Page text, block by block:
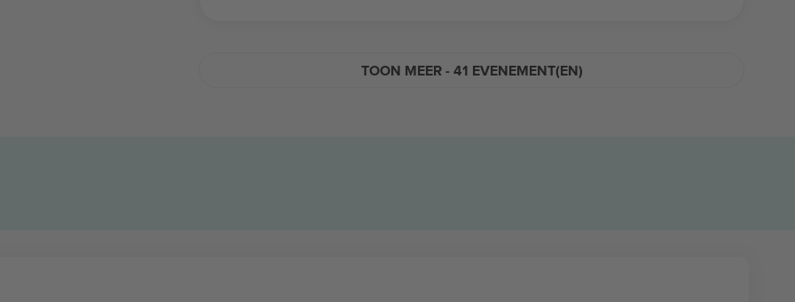
TOON MEER - 41 EVENEMENT(EN)